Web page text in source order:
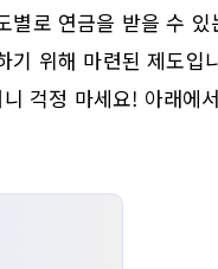
로 연금을 받을 수
위해 마련된 제도입
걱정 마세요! 아래에